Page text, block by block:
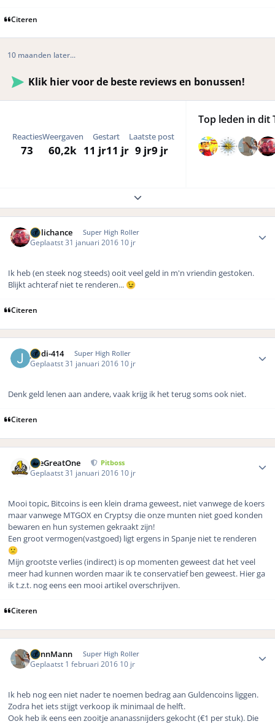
Citeren
10 maanden later...
Klik hier voor de beste reviews en bonussen!
Reacties
73
Weergaven
60,2k
Gestart
11 jr11 jr
Laatste post
9 jr9 jr
Top leden in dit
Expand topic overview
Hillichance Super High Roller
Geplaatst31 januari 2016 10 jr
Ik heb (en steek nog steeds) ooit veel geld in m'n vriendin gestoken.
Blijkt achteraf niet te renderen... 😉
Citeren
jordi-414 Super High Roller
Geplaatst 31 januari 2016 10 jr
Denk geld lenen aan andere, vaak krijg ik het terug soms ook niet.
Citeren
TheGreatOne Pitboss
Geplaatst 31 januari 2016 10 jr
Mooi topic, Bitcoins is een klein drama geweest, niet vanwege de koers
maar vanwege MTGOX en Cryptsy die onze munten niet goed konden
bewaren en hun systemen gekraakt zijn!
Een groot vermogen(vastgoed) ligt ergens in Spanje niet te renderen
🙁
Mijn grootste verlies (indirect) is op momenten geweest dat het veel
meer had kunnen worden maar ik te conservatief ben geweest. Hier ga
ik t.z.t. nog eens een mooi artikel overschrijven.
Citeren
DennMann Super High Roller
Geplaatst 1 februari 2016 10 jr
Ik heb nog een niet nader te noemen bedrag aan Guldencoins liggen.
Zodra het iets stijgt verkoop ik minimaal de helft.
Ook heb ik eens een zooitje ananassnijders gekocht (€1 per stuk). Die